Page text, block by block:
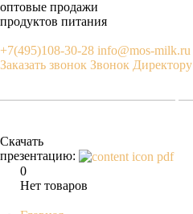
оптовые продажи
продуктов питания
+7(495)108-30-28 info@mos-milk.ru
Заказать звонок Звонок Директору
Скачать
презентацию:
0
Нет товаров